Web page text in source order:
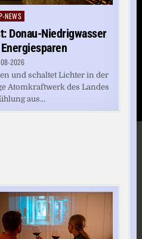
NEWS
Donau-Niedrigwasser
2026
und schaltet Lichter in der
Atomkraftwerk des Landes
aus...